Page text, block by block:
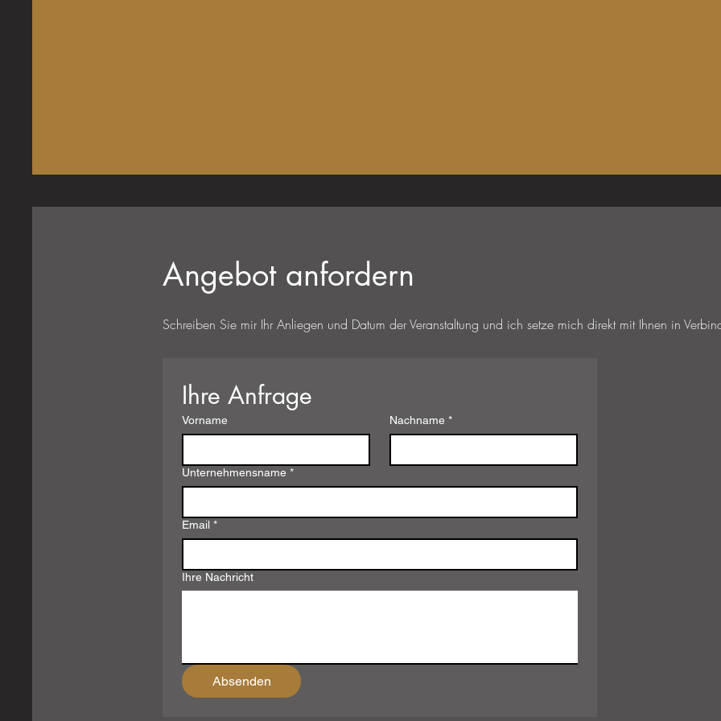
Angebot anfordern
Schreiben Sie mir Ihr Anliegen und Datum der Veranstaltung und ich setze mich direkt mit Ihnen in
Ihre Anfrage
Vorname Nachname *
Unternehmensname *
Email *
Ihre Nachricht
Absenden